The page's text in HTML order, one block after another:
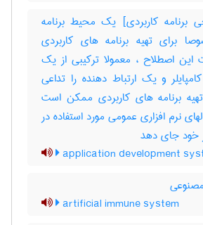
برنامه کاربردی] یک محیط برنامه
برای تهیه برنامه های کاربردی
اصطلاح ، معمولا ترکیبی از یک
و یک ارتباط دهنده را تداعی
برنامه های کاربردی ممکن است
نرم افزاری عمومی مورد استفاده در
خود جای دهد
application development
artificial immune system